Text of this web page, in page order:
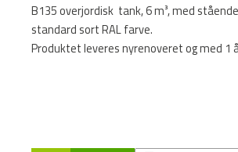
B135 overjordisk tank, 6 m³, med
standard sort RAL farve.
Produktet leveres nyrenoveret og med 1